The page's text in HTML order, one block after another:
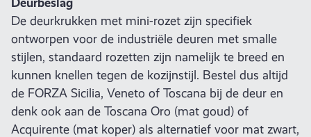
De deurkrukken met mini-rozet zijn specifiek
ontworpen voor de industriële deuren met smalle
stijlen, standaard rozetten zijn namelijk te breed en
kunnen knellen tegen de kozijnstijl. Bestel dus altijd
de FORZA Sicilia, Veneto of Toscana bij de deur en
denk ook aan de Toscana Oro (mat goud) of
Acquirente (mat koper) als alternatief voor mat zwart,